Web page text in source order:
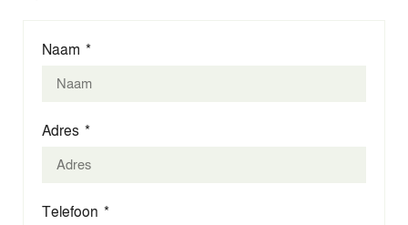
Naam
Adres
Telefoon